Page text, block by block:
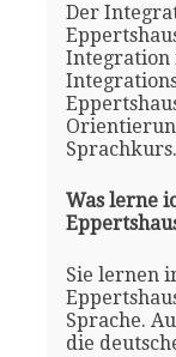
Der
Integration
Sprachkurs.
Was lerne
Sie lernen
Sprache.
die